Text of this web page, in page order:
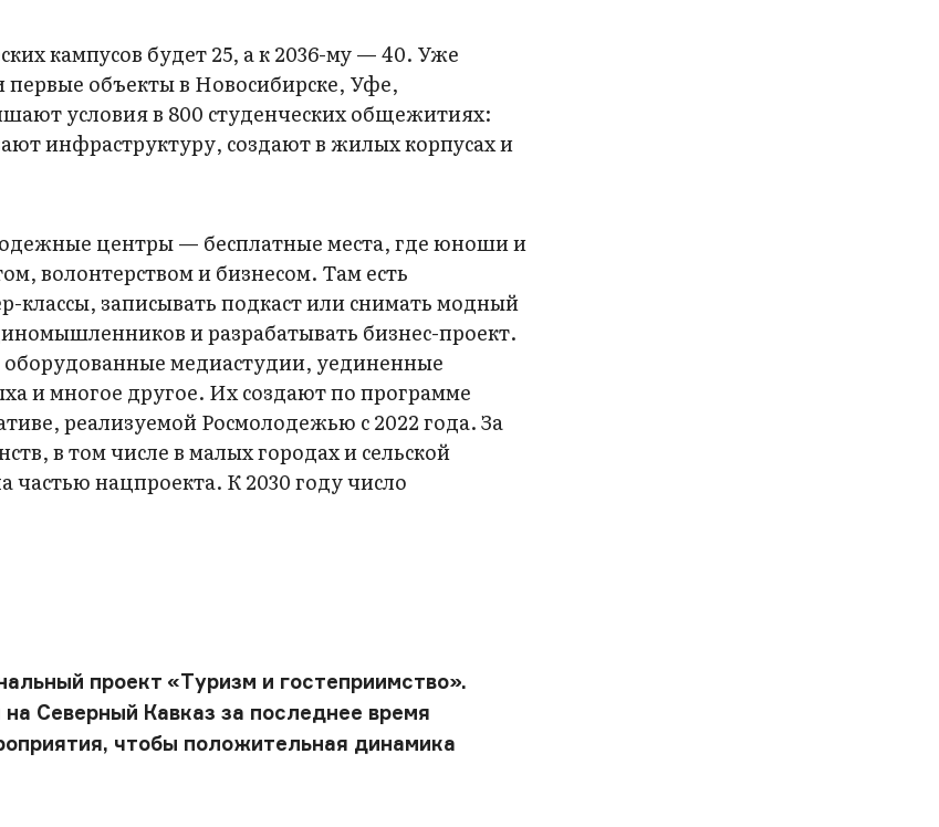
кампусов будет 25, а к 2036-му — 40. Уже
объекты в Новосибирске, Уфе,
условия в 800 студенческих общежитиях:
инфраструктуру, создают в жилых корпусах и
центры — бесплатные места, где юноши и
волонтерством и бизнесом. Там есть
записывать подкаст или снимать модный
и разрабатывать бизнес-проект.
оборудованные медиастудии, уединенные
и многое другое. Их создают по программе
реализуемой Росмолодежью с 2022 года. За
в том числе в малых городах и сельской
частью нацпроекта. К 2030 году число
проект «Туризм и гостеприимство».
Северный Кавказ за последнее время
чтобы положительная динамика